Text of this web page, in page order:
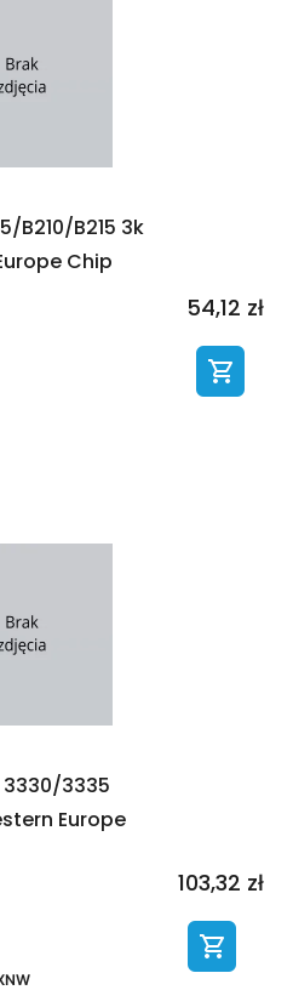
B210/B215 3k
Chip
54,12 zł
3330/3335
Europe
103,32 zł